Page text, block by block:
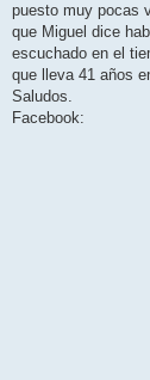
puesto muy pocas
que Miguel dice
escuchado en el
que lleva 41 años
Saludos.
Facebook: